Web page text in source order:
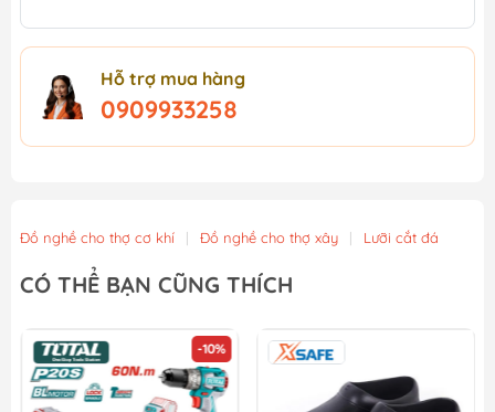
Hỗ trợ mua hàng
0909933258
Đồ nghề cho thợ cơ khí | Đồ nghề cho thợ xây | Lưỡi cắt đá
CÓ THỂ BẠN CŨNG THÍCH
-10%